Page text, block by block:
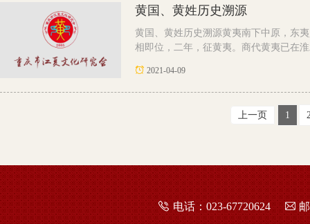
黄国、黄姓历史溯源
黄国、黄姓历史溯源黄夷南下中原，东
相即位，二年，征黄夷。商代黄夷已在淮
2021-04-09
上一页 1
电话：023-67720624